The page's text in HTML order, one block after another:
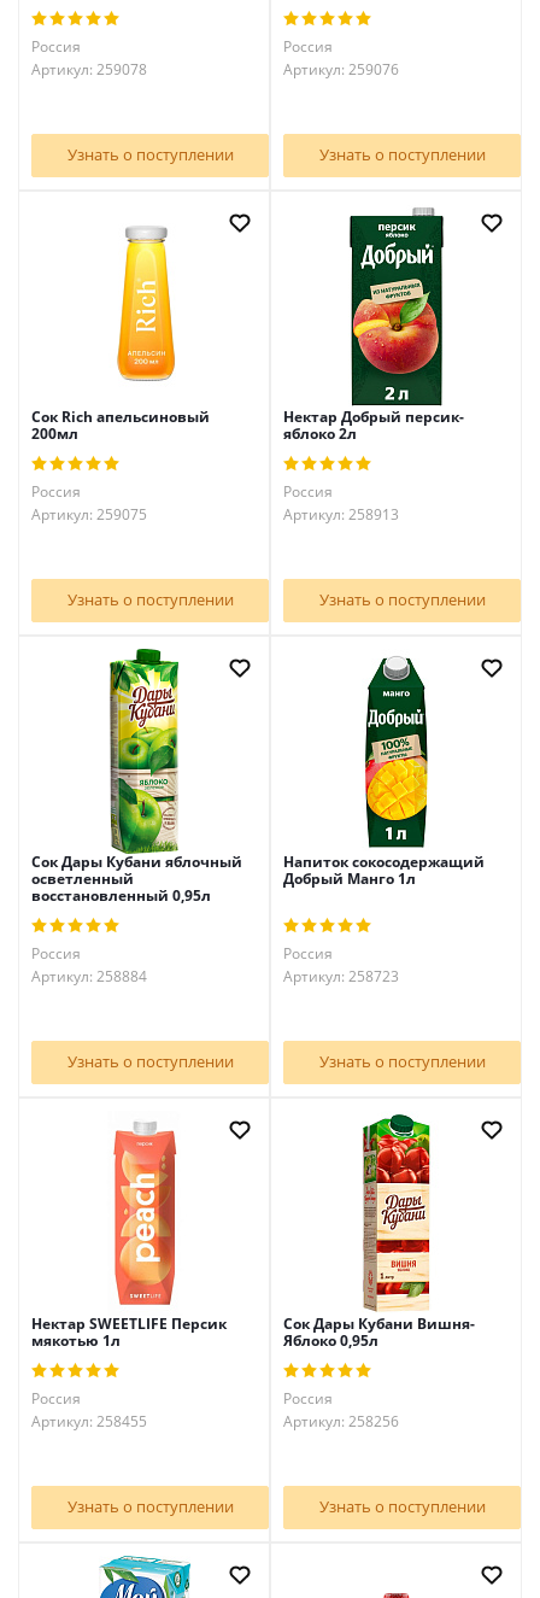
Россия
Артикул: 259078
Узнать о поступлении
Россия
Артикул: 259076
Узнать о поступлении
Сок Rich апельсиновый
200мл
Россия
Артикул: 259075
Узнать о поступлении
Нектар Добрый персик-
яблоко 2л
Россия
Артикул: 258913
Узнать о поступлении
Сок Дары Кубани яблочный
осветленный
восстановленный 0,95л
Россия
Артикул: 258884
Узнать о поступлении
Напиток сокосодержащий
Добрый Манго 1л
Россия
Артикул: 258723
Узнать о поступлении
Нектар SWEETLIFE Персик
мякотью 1л
Россия
Артикул: 258455
Узнать о поступлении
Сок Дары Кубани Вишня-
Яблоко 0,95л
Россия
Артикул: 258256
Узнать о поступлении